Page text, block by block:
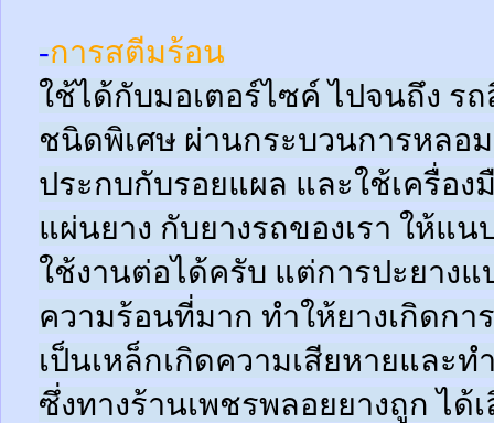
-การสตีมร้อน
ใช้ได้กับมอเตอร์ไซค์ ไปจนถึง ร
ชนิดพิเศษ ผ่านกระบวนการหลอ
ประกบกับรอยแผล และใช้เครื่อง
แผ่นยาง กับยางรถของเรา ให้แ
ใช้งานต่อได้ครับ แต่การปะยาง
ความร้อนที่มาก ทำให้ยางเกิดกา
เป็นเหล็กเกิดความเสียหายและท
ซึ่งทางร้านเพชรพลอยยางถูก ได้